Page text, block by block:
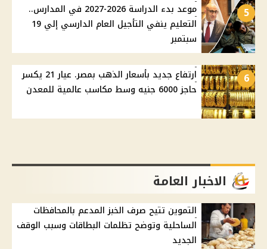
5
موعد بدء الدراسة 2026-2027 في المدارس..
التعليم ينفي التأجيل العام الدارسي إلي 19
سبتمبر
6
ارتفاع جديد بأسعار الذهب بمصر. عيار 21 يكسر
حاجز 6000 جنيه وسط مكاسب عالمية للمعدن
الاخبار العامة
التموين تتيح صرف الخبز المدعم بالمحافظات
الساحلية وتوضح تظلمات البطاقات وسبب الوقف
الجديد